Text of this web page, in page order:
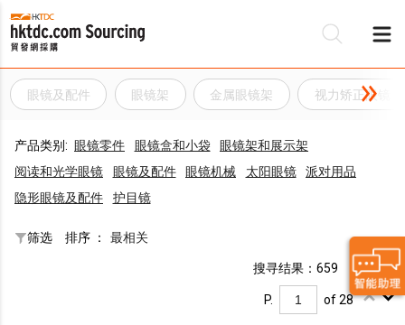
眼镜及配件 眼镜架 金属眼镜架 视力矫正眼镜
产品类别: 眼镜零件 眼镜盒和小袋
眼镜架和展示架
阅读和光学眼镜
眼镜及配件 眼镜机械 太阳眼镜
派对用品
隐形眼镜及配件
护目镜
筛选 排序 ： 最相关
搜寻结果：659
P. of 28